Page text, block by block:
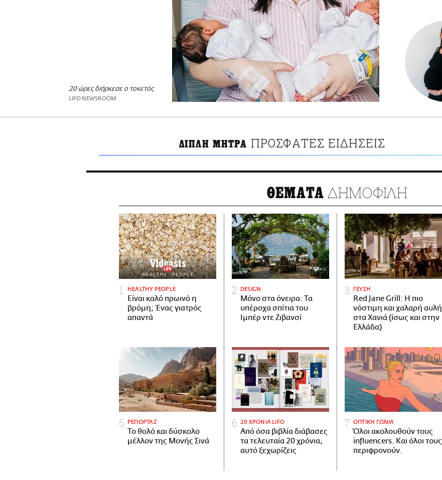
20 ώρες διήρκεσε ο τοκετός
LIFO NEWSROOM
ΔΙΠΛΗ ΜΗΤΡΑ ΠΡΟΣΦΑΤΕΣ ΕΙΔΗΣΕΙΣ
ΘΕΜΑΤΑ ΔΗΜΟΦΙΛΗ
HEALTHY PEOPLE
Είναι καλό πρωινό η
βρόμη; Ένας γιατρός
απαντά
DESIGN
Μόνο στα όνειρα: Τα
υπέροχα σπίτια του
Ιμπέρ ντε Ζιβανσί
ΓΕΥΣΗ
Red Jane Grill: Η πιο
νόστιμη και χαλαρή αυλή
στα Χανιά (ίσως και στην
Ελλάδα)
ΡΕΠΟΡΤΑΖ
Το θολό και δύσκολο
μέλλον της Μονής Σινά
20 ΧΡΟΝΙΑ LIFO
Από όσα βιβλία διάβασες
τα τελευταία 20 χρόνια,
αυτό ξεχωρίζεις
ΟΠΤΙΚΗ ΓΩΝΙΑ
Όλοι ακολουθούν τους
influencers. Και όλοι τους
περιφρονούν.